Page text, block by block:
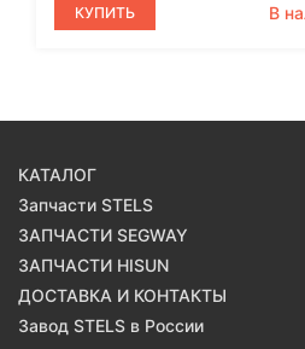
КУПИТЬ В
КАТАЛОГ
Запчасти STELS
ЗАПЧАСТИ SEGWAY
ЗАПЧАСТИ HISUN
ДОСТАВКА И КОНТАКТЫ
Завод STELS в России